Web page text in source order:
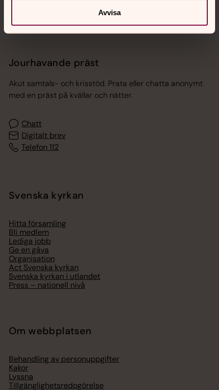
Avvisa
Jourhavande präst
Akut samtals- och krisstöd. Prata eller chatta anonymt
med en präst på kvällar och nätter.
Chatt
Digitalt brev
Telefon 112
Svenska kyrkan
Hitta församling
Bli medlem
Lediga jobb
Ge en gåva
Organisation
Act Svenska kyrkan
Svenska kyrkan i utlandet
Press – nationell nivå
Om webbplatsen
Behandling av personuppgifter
Kakor
Lyssna
Tillgänglighetsredogörelse